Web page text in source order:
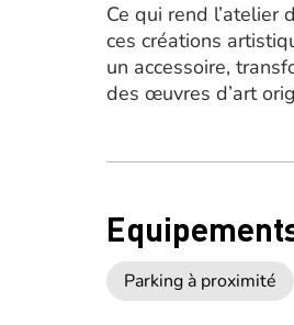
Ce qui rend l’atelier
ces créations
un accessoire,
des œuvres d’art
Parking à proximité